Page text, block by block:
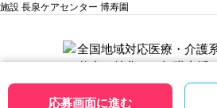
応募画面に進む
施設 長泉ケアセンター 博寿園